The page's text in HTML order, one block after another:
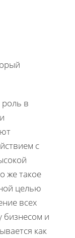
в
с
же такое
целью
всех
бизнесом и
как